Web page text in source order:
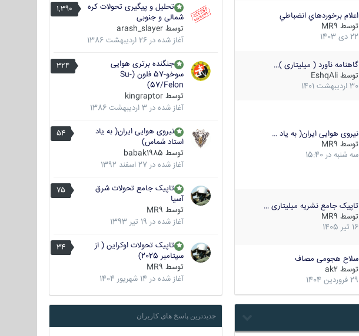
اعلام برخوردهاي انضباطي
توسط MR9
22 دی 1403
گاهنامه نآورد ( میلیتاری )…
توسط EshqAli
30 اردیبهشت 1401
نیروی هوایی ایران( به یاد …
توسط MR9
سه شنبه در 15:40
تاپیک جامع نشریه میلیتاری …
توسط MR9
16 تیر 1405
سلاح هجومی مصاف
توسط ak2
29 فروردین 1404
1,390
تحلیل و پیگیری تحولات کره
شمالی و جنوبی
توسط arash_slayer
آغاز شده در 26 اردیبهشت 1386
324
جنگنده برتری هوایی
سوخو-57 فلون (Su-
57/Felon)
توسط kingraptor
آغاز شده در 3 اردیبهشت 1386
54
نیروی هوایی ایران( به یاد
استاد شماس)
توسط babak1985
آغاز شده در 27 اسفند 1392
75
تاپیک جامع تحولات شرق
آسیا
توسط MR9
آغاز شده در 19 تیر 1393
34
تاپیک تحولات اوکراین ( از
سپتامبر 2025)
توسط MR9
آغاز شده در 14 شهریور 1404
جدیدترین پاسخ های کاربران